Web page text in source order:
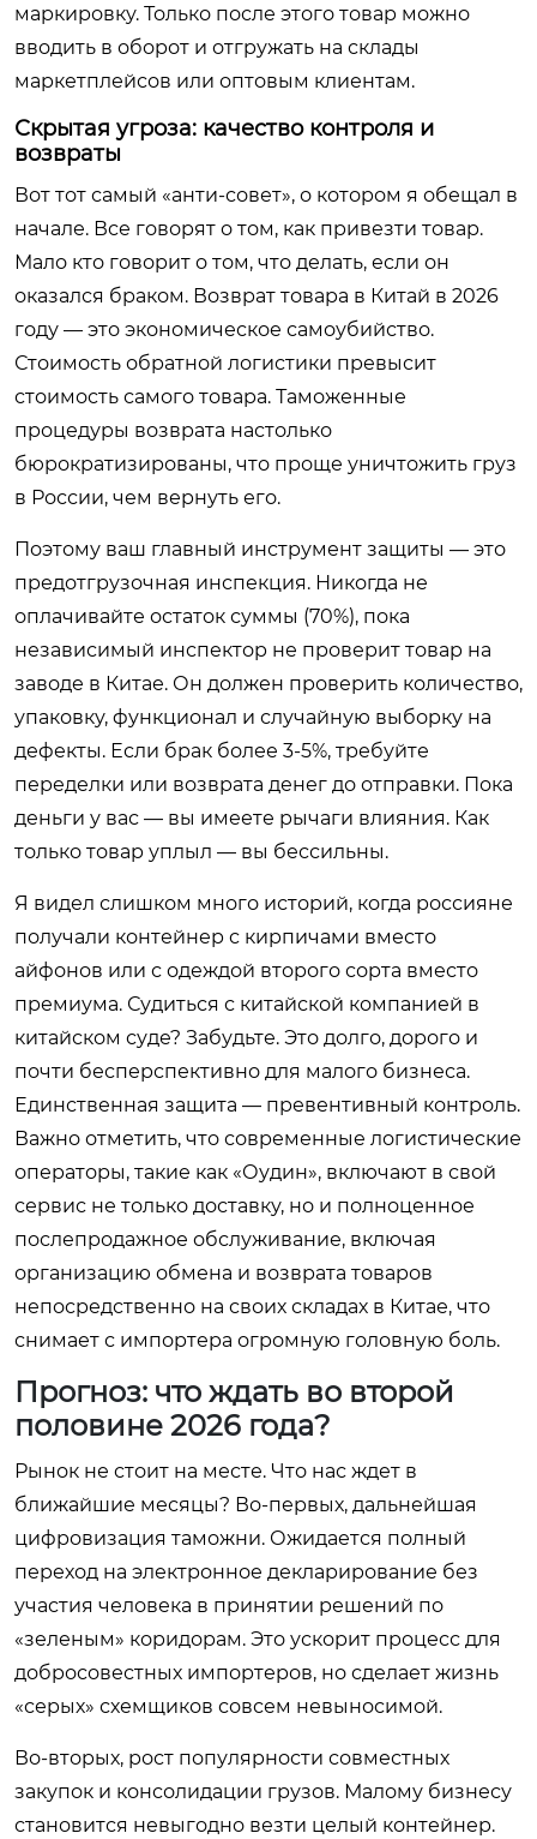
маркировку. Только после этого товар можно
вводить в оборот и отгружать на склады
маркетплейсов или оптовым клиентам.
Скрытая угроза: качество контроля и
возвраты
Вот тот самый «анти-совет», о котором я обещал в
начале. Все говорят о том, как привезти товар.
Мало кто говорит о том, что делать, если он
оказался браком. Возврат товара в Китай в 2026
году — это экономическое самоубийство.
Стоимость обратной логистики превысит
стоимость самого товара. Таможенные
процедуры возврата настолько
бюрократизированы, что проще уничтожить груз
в России, чем вернуть его.
Поэтому ваш главный инструмент защиты — это
предотгрузочная инспекция. Никогда не
оплачивайте остаток суммы (70%), пока
независимый инспектор не проверит товар на
заводе в Китае. Он должен проверить количество,
упаковку, функционал и случайную выборку на
дефекты. Если брак более 3-5%, требуйте
переделки или возврата денег до отправки. Пока
деньги у вас — вы имеете рычаги влияния. Как
только товар уплыл — вы бессильны.
Я видел слишком много историй, когда россияне
получали контейнер с кирпичами вместо
айфонов или с одеждой второго сорта вместо
премиума. Судиться с китайской компанией в
китайском суде? Забудьте. Это долго, дорого и
почти бесперспективно для малого бизнеса.
Единственная защита — превентивный контроль.
Важно отметить, что современные логистические
операторы, такие как «Оудин», включают в свой
сервис не только доставку, но и полноценное
послепродажное обслуживание, включая
организацию обмена и возврата товаров
непосредственно на своих складах в Китае, что
снимает с импортера огромную головную боль.
Прогноз: что ждать во второй
половине 2026 года?
Рынок не стоит на месте. Что нас ждет в
ближайшие месяцы? Во-первых, дальнейшая
цифровизация таможни. Ожидается полный
переход на электронное декларирование без
участия человека в принятии решений по
«зеленым» коридорам. Это ускорит процесс для
добросовестных импортеров, но сделает жизнь
«серых» схемщиков совсем невыносимой.
Во-вторых, рост популярности совместных
закупок и консолидации грузов. Малому бизнесу
становится невыгодно везти целый контейнер.